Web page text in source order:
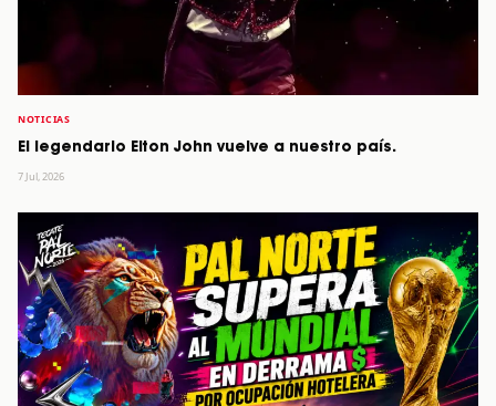
NOTICIAS
El legendario Elton John vuelve a nuestro país.
7 Jul, 2026